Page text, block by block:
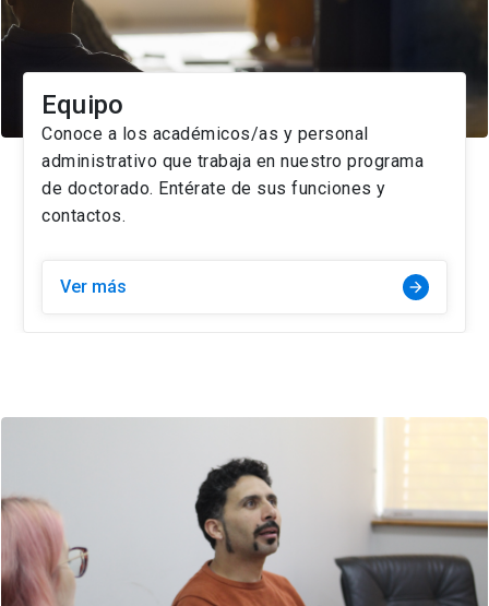
Equipo
Conoce a los académicos/as y personal
administrativo que trabaja en nuestro programa
de doctorado. Entérate de sus funciones y
contactos.
Ver más arrow_forward